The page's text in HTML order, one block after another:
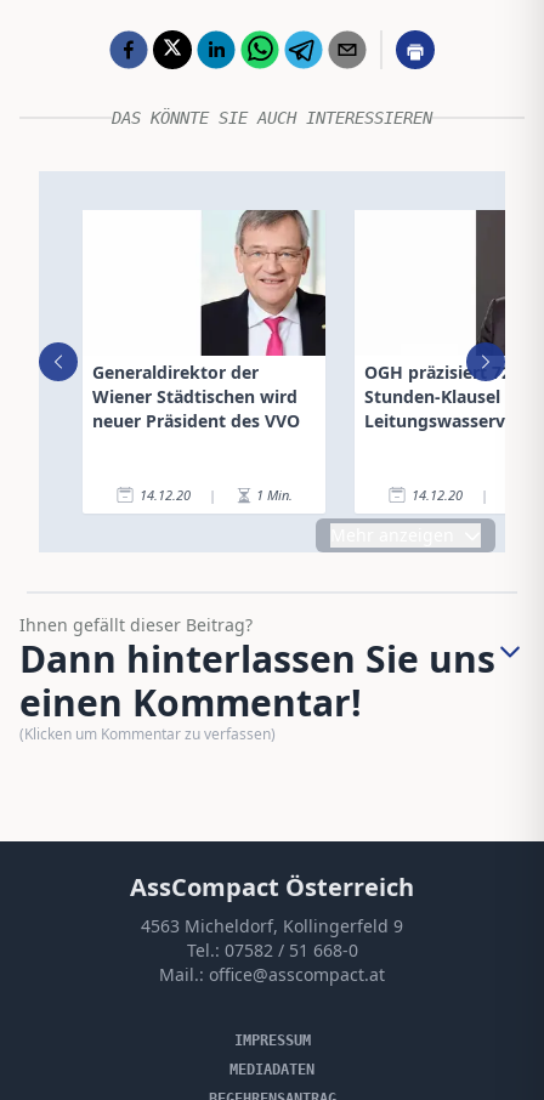
DAS KÖNNTE SIE AUCH INTERESSIEREN
Generaldirektor der
Wiener Städtischen wird
neuer Präsident des VVO
14.12.20 | 1 Min.
OGH präzisiert 72-
Stunden-Klausel in
14.12.20 |
Ihnen gefällt dieser Beitrag?
Dann hinterlassen Sie uns
einen Kommentar!
(Klicken um Kommentar zu verfassen)
AssCompact Österreich
4563 Micheldorf, Kollingerfeld 9
Tel.: 07582 / 51 668-0
Mail.: office@asscompact.at
IMPRESSUM
MEDIADATEN